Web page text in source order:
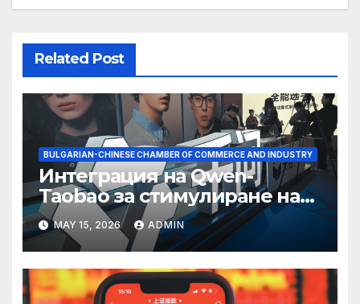
Related Post
BULGARIAN-CHINESE CHAMBER OF COMMERCE AND INDUSTRY
Интеграция на Qwen-
Taobao за стимулиране на
пазаруването 618
MAY 15, 2026 ADMIN